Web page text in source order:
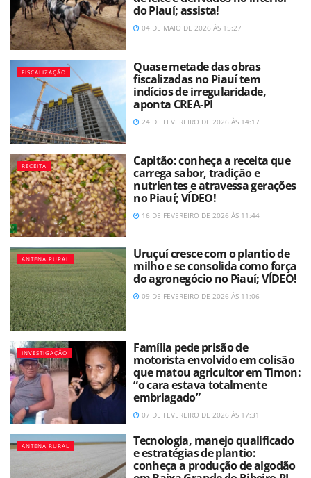
do Piauí; assista!
04 DE MAIO DE 2026 ÀS 15:27
FISCALIZAÇÃO
Quase metade das obras
fiscalizadas no Piauí tem
indícios de irregularidade,
aponta CREA-PI
24 DE FEVEREIRO DE 2026 ÀS 14:17
RECEITA
Capitão: conheça a receita que
carrega sabor, tradição e
nutrientes e atravessa gerações
no Piauí; VÍDEO!
16 DE FEVEREIRO DE 2026 ÀS 11:44
ANTENA RURAL
Uruçuí cresce com o plantio de
milho e se consolida como força
do agronegócio no Piauí; VÍDEO!
09 DE FEVEREIRO DE 2026 ÀS 11:06
INVESTIGAÇÃO
Família pede prisão de
motorista envolvido em colisão
que matou agricultor em Timon:
“o cara estava totalmente
embriagado”
07 DE FEVEREIRO DE 2026 ÀS 17:31
ANTENA RURAL
Tecnologia, manejo qualificado
e estratégias de plantio:
conheça a produção de algodão